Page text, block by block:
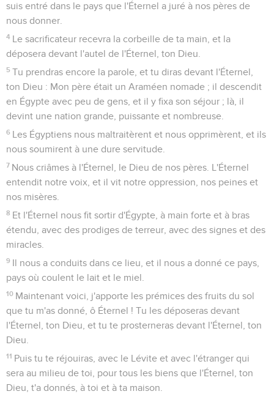
suis entré dans le pays que l'Éternel a juré à nos pères de
nous donner.
4 Le sacrificateur recevra la corbeille de ta main, et la
déposera devant l'autel de l'Éternel, ton Dieu.
5 Tu prendras encore la parole, et tu diras devant l'Éternel,
ton Dieu : Mon père était un Araméen nomade ; il descendit
en Égypte avec peu de gens, et il y fixa son séjour ; là, il
devint une nation grande, puissante et nombreuse.
6 Les Égyptiens nous maltraitèrent et nous opprimèrent, et ils
nous soumirent à une dure servitude.
7 Nous criâmes à l'Éternel, le Dieu de nos pères. L'Éternel
entendit notre voix, et il vit notre oppression, nos peines et
nos misères.
8 Et l'Éternel nous fit sortir d'Égypte, à main forte et à bras
étendu, avec des prodiges de terreur, avec des signes et des
miracles.
9 Il nous a conduits dans ce lieu, et il nous a donné ce pays,
pays où coulent le lait et le miel.
10 Maintenant voici, j'apporte les prémices des fruits du sol
que tu m'as donné, ô Éternel ! Tu les déposeras devant
l'Éternel, ton Dieu, et tu te prosterneras devant l'Éternel, ton
Dieu.
11 Puis tu te réjouiras, avec le Lévite et avec l'étranger qui
sera au milieu de toi, pour tous les biens que l'Éternel, ton
Dieu, t'a donnés, à toi et à ta maison.